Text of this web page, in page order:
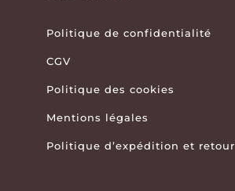
Politique de confidentialité
CGV
Politique des cookies
Mentions légales
Politique d’expédition et retour